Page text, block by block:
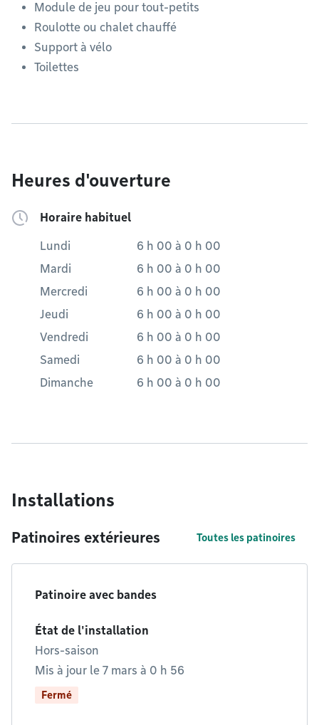
Module de jeu pour tout-petits
Roulotte ou chalet chauffé
Support à vélo
Toilettes
Heures d'ouverture
Horaire habituel
Lundi 6 h 00 à 0 h 00
Mardi
6 h 00 à 0 h 00
Mercredi
6 h 00 à 0 h 00
Jeudi
6 h 00 à 0 h 00
Vendredi
6 h 00 à 0 h 00
Samedi
6 h 00 à 0 h 00
Dimanche
6 h 00 à 0 h 00
Installations
Patinoires extérieures Toutes les patinoires
Patinoire avec bandes
État de l'installation
Hors-saison
Mis à jour le 7 mars à 0 h 56
Fermé